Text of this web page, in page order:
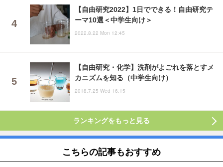
【自由研究2022】1日でできる！自由研究テ
ーマ10選＜中学生向け＞
2022.8.22 Mon 12:45
【自由研究・化学】洗剤がよごれを落とすメ
カニズムを知る（中学生向け）
2018.7.25 Wed 16:15
ランキングをもっと見る
こちらの記事もおすすめ